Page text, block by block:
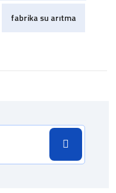
fabrika su arıtma